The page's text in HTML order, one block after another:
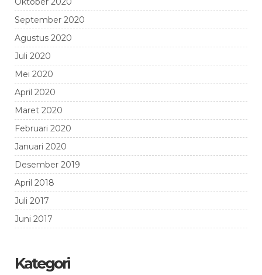
September 2020
Agustus 2020
Juli 2020
Mei 2020
April 2020
Maret 2020
Februari 2020
Januari 2020
Desember 2019
April 2018
Juli 2017
Juni 2017
Kategori